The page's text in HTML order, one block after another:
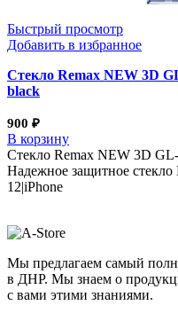
Быстрый просмотр
Добавить в избранное
Стекло Remax NEW 3D
black
900 ₽
В корзину
Стекло Remax NEW 3D
Надежное защитное стекло
12|iPhone
Мы предлагаем самый
в ДНР. Мы знаем о
с вами этими знаниями.